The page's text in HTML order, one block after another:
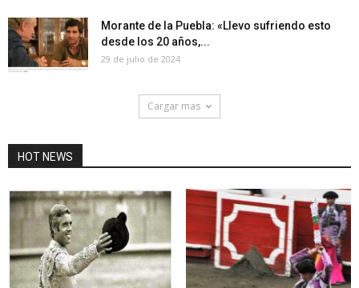
Morante de la Puebla: «Llevo sufriendo esto
desde los 20 años,...
29 de julio de 2024
Cargar mas
HOT NEWS